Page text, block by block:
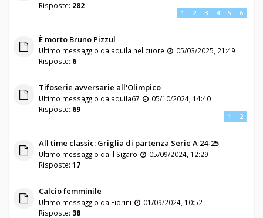
Risposte: 282
1 2 3 4 5 6
È morto Bruno Pizzul
Ultimo messaggio da aquila nel cuore
05/03/2025, 21:49
Risposte: 6
Tifoserie avversarie all'Olimpico
Ultimo messaggio da aquila67
05/10/2024, 14:40
Risposte: 69
1 2
All time classic: Griglia di partenza Serie A 24-25
Ultimo messaggio da Il Sigaro
05/09/2024, 12:29
Risposte: 17
Calcio femminile
Ultimo messaggio da Fiorini
01/09/2024, 10:52
Risposte: 38